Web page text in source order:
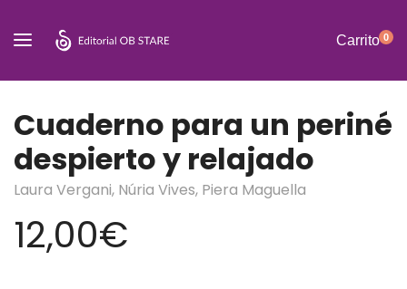
Carrito0
Cuaderno para un periné
despierto y relajado
Laura Vergani, Núria Vives, Piera Maguella
12,00€